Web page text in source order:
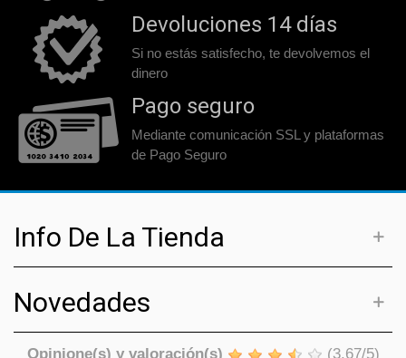
Devoluciones 14 días
Si no estás satisfecho, te devolvemos el
dinero
Pago seguro
Mediante comunicación SSL y plataformas
de Pago Seguro
Info De La Tienda
Novedades
Opinione(s) y valoración(s) (3,67/5)